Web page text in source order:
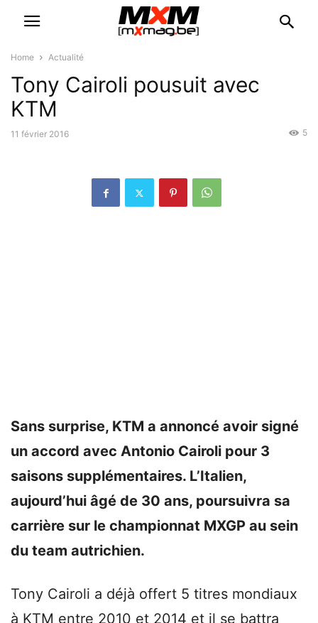
Home Actualité
Tony Cairoli pousuit avec
KTM
11 février 2016 5
Sans surprise, KTM a annoncé avoir signé
un accord avec Antonio Cairoli pour 3
saisons supplémentaires. L’Italien,
aujourd’hui âgé de 30 ans, poursuivra sa
carrière sur le championnat MXGP au sein
du team autrichien.
Tony Cairoli a déjà offert 5 titres mondiaux
à KTM entre 2010 et 2014 et il se battra